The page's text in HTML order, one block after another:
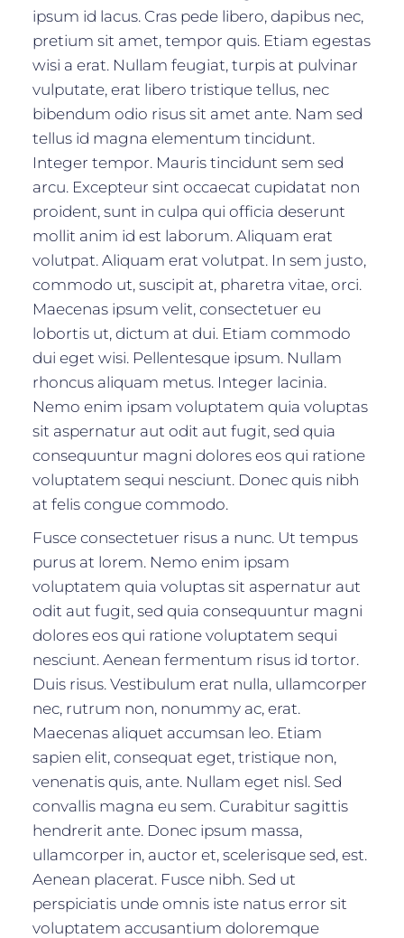
ipsum id lacus. Cras pede libero, dapibus nec,
pretium sit amet, tempor quis. Etiam egestas
wisi a erat. Nullam feugiat, turpis at pulvinar
vulputate, erat libero tristique tellus, nec
bibendum odio risus sit amet ante. Nam sed
tellus id magna elementum tincidunt.
Integer tempor. Mauris tincidunt sem sed
arcu. Excepteur sint occaecat cupidatat non
proident, sunt in culpa qui officia deserunt
mollit anim id est laborum. Aliquam erat
volutpat. Aliquam erat volutpat. In sem justo,
commodo ut, suscipit at, pharetra vitae, orci.
Maecenas ipsum velit, consectetuer eu
lobortis ut, dictum at dui. Etiam commodo
dui eget wisi. Pellentesque ipsum. Nullam
rhoncus aliquam metus. Integer lacinia.
Nemo enim ipsam voluptatem quia voluptas
sit aspernatur aut odit aut fugit, sed quia
consequuntur magni dolores eos qui ratione
voluptatem sequi nesciunt. Donec quis nibh
at felis congue commodo.
Fusce consectetuer risus a nunc. Ut tempus
purus at lorem. Nemo enim ipsam
voluptatem quia voluptas sit aspernatur aut
odit aut fugit, sed quia consequuntur magni
dolores eos qui ratione voluptatem sequi
nesciunt. Aenean fermentum risus id tortor.
Duis risus. Vestibulum erat nulla, ullamcorper
nec, rutrum non, nonummy ac, erat.
Maecenas aliquet accumsan leo. Etiam
sapien elit, consequat eget, tristique non,
venenatis quis, ante. Nullam eget nisl. Sed
convallis magna eu sem. Curabitur sagittis
hendrerit ante. Donec ipsum massa,
ullamcorper in, auctor et, scelerisque sed, est.
Aenean placerat. Fusce nibh. Sed ut
perspiciatis unde omnis iste natus error sit
voluptatem accusantium doloremque